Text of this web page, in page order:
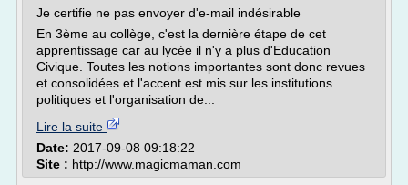
Je certifie ne pas envoyer d'e-mail indésirable
En 3ème au collège, c'est la dernière étape de cet
apprentissage car au lycée il n'y a plus d'Education
Civique. Toutes les notions importantes sont donc revues
et consolidées et l'accent est mis sur les institutions
politiques et l'organisation de...
Lire la suite
Date: 2017-09-08 09:18:22
Site : http://www.magicmaman.com